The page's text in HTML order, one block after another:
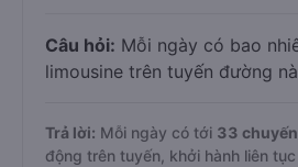
Câu hỏi: Mỗi ngày có bao
limousine trên tuyến đường
Trả lời: Mỗi ngày có tới 33
động trên tuyến, khởi hành liên